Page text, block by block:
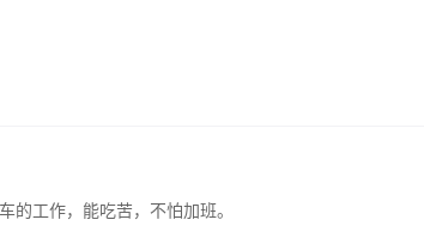
的工作，能吃苦，不怕加班。